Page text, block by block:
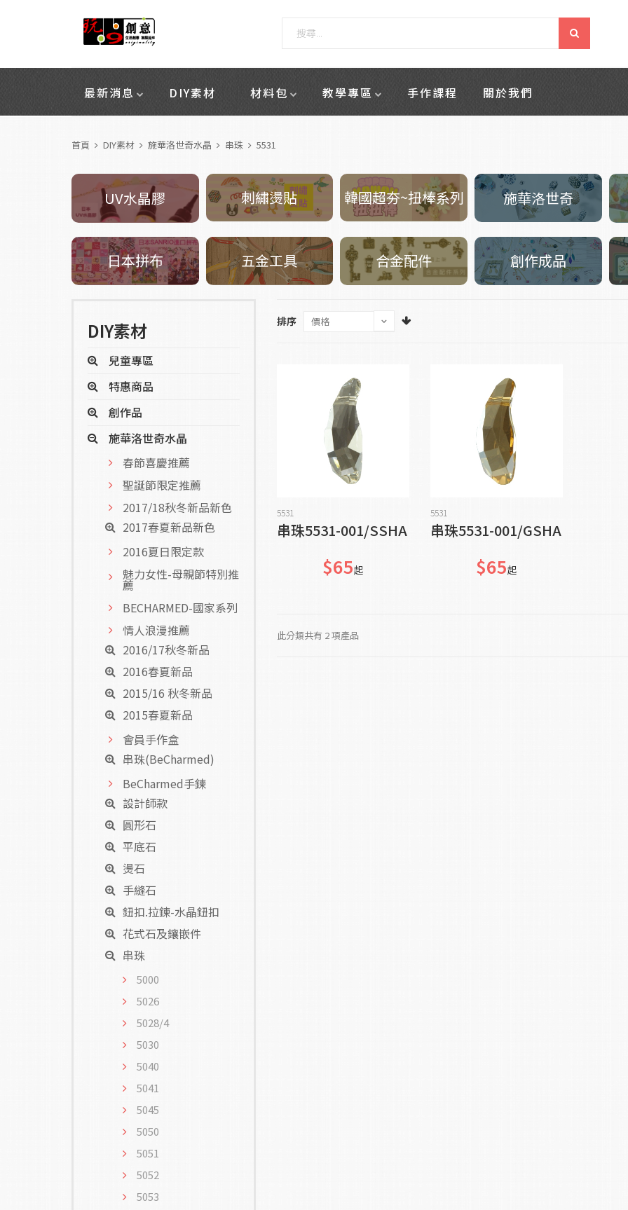
最新消息 DIY素材 材料包 教學專區 手作課程 關於我們
首頁 DIY素材 施華洛世奇水晶 串珠 5531
UV水晶膠 刺繡燙貼 韓國超夯~扭棒系列 施華洛世奇
日本拼布 五金工具 合金配件 創作成品
排序
5531
串珠5531-001/SSHA
$65起
5531
串珠5531-001/GSHA
$65起
此分類共有 2 項產品
DIY素材
兒童專區
特惠商品
創作品
施華洛世奇水晶
春節喜慶推薦
聖誕節限定推薦
2017/18秋冬新品新色
2017春夏新品新色
2016夏日限定款
魅力女性-母親節特別推
薦
BECHARMED-國家系列
情人浪漫推薦
2016/17秋冬新品
2016春夏新品
2015/16 秋冬新品
2015春夏新品
會員手作盒
串珠(BeCharmed)
BeCharmed手鍊
設計師款
圓形石
平底石
燙石
手縫石
鈕扣.拉鍊-水晶鈕扣
花式石及鑲嵌件
串珠
5000
5026
5028/4
5030
5040
5041
5045
5050
5051
5052
5053